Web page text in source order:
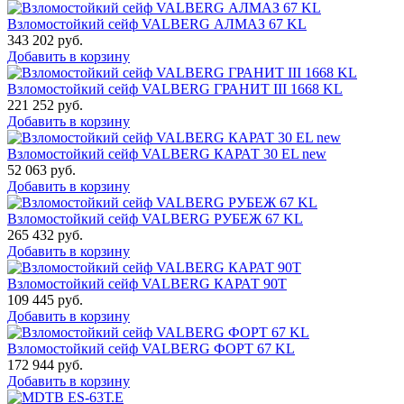
Взломостойкий сейф VALBERG АЛМАЗ 67 KL
343 202 руб.
Добавить в корзину
Взломостойкий сейф VALBERG ГРАНИТ III 1668 KL
221 252 руб.
Добавить в корзину
Взломостойкий сейф VALBERG КАРАТ 30 EL new
52 063 руб.
Добавить в корзину
Взломостойкий сейф VALBERG РУБЕЖ 67 KL
265 432 руб.
Добавить в корзину
Взломостойкий сейф VALBERG КАРАТ 90T
109 445 руб.
Добавить в корзину
Взломостойкий сейф VALBERG ФОРТ 67 KL
172 944 руб.
Добавить в корзину